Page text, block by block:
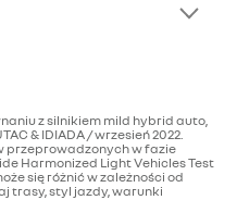
z silnikiem mild hybrid auto,
& IDIADA / wrzesień 2022.
przeprowadzonych w fazie
Harmonized Light Vehicles Test
się różnić w zależności od
trasy, styl jazdy, warunki